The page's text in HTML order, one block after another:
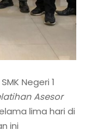
Negeri 1
Asesor
lima hari di
ini